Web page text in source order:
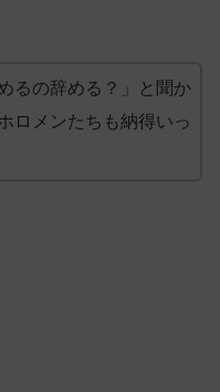
るの辞める？」と聞か
ロメンたちも納得いっ